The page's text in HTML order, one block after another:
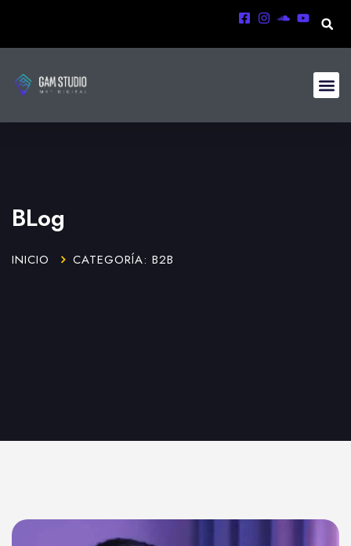
BLog
INICIO CATEGORÍA: B2B